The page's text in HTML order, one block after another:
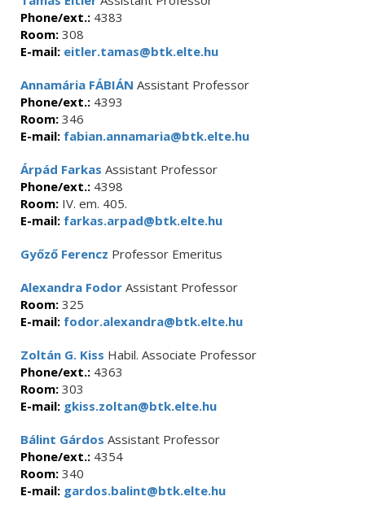
Phone/ext.: 4383
Room: 308
E-mail: eitler.tamas@btk.elte.hu
Annamária FÁBIÁN Assistant Professor
Phone/ext.: 4393
Room: 346
E-mail: fabian.annamaria@btk.elte.hu
Árpád Farkas Assistant Professor
Phone/ext.: 4398
Room: IV. em. 405.
E-mail: farkas.arpad@btk.elte.hu
Győző Ferencz Professor Emeritus
Alexandra Fodor Assistant Professor
Room: 325
E-mail: fodor.alexandra@btk.elte.hu
Zoltán G. Kiss Habil. Associate Professor
Phone/ext.: 4363
Room: 303
E-mail: gkiss.zoltan@btk.elte.hu
Bálint Gárdos Assistant Professor
Phone/ext.: 4354
Room: 340
E-mail: gardos.balint@btk.elte.hu